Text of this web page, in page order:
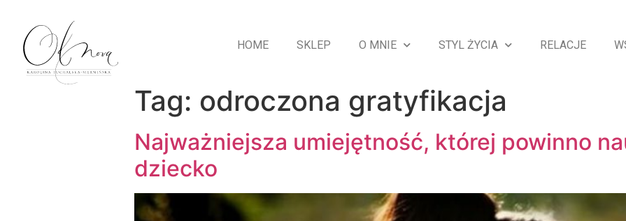
HOME SKLEP O MNIE STYL ŻYCIA RELACJE
Tag: odroczona gratyfikacja
Najważniejsza umiejętność, której powinno
dziecko